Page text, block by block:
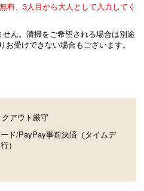
料、3人目から大人として入力してく
ん。清掃をご希望される場合は別途
受けできない場合もございます。
アウト厳守
ド/PayPay事前決済（タイムデ
）